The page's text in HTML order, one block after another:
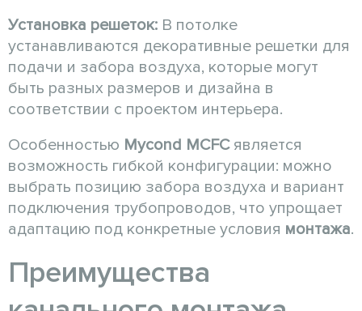
Установка решеток: В потолке
устанавливаются декоративные решетки для
подачи и забора воздуха, которые могут
быть разных размеров и дизайна в
соответствии с проектом интерьера.
Особенностью Mycond MCFCявляется
возможность гибкой конфигурации: можно
выбрать позицию забора воздуха и вариант
подключения трубопроводов, что упрощает
адаптацию под конкретные условия монтажа.
Преимущества